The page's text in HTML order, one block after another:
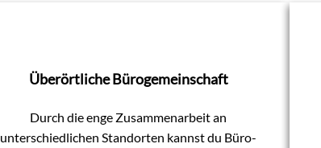
Überörtliche Bürogemeinschaft
Durch die enge Zusammenarbeit an
unterschiedlichen Standorten kannst du Büro-